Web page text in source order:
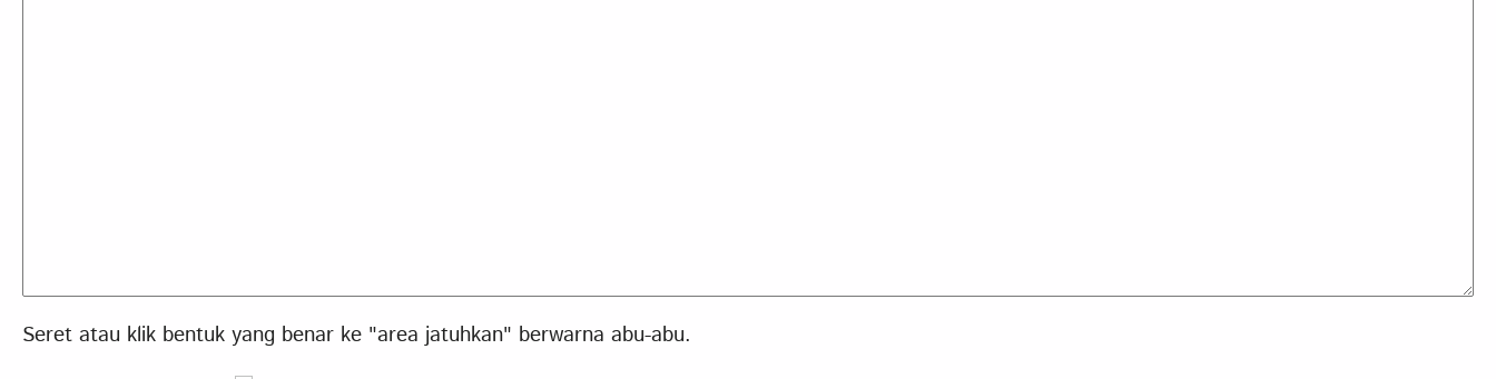
Seret atau klik bentuk yang benar ke "area jatuhkan" berwarna abu-abu.